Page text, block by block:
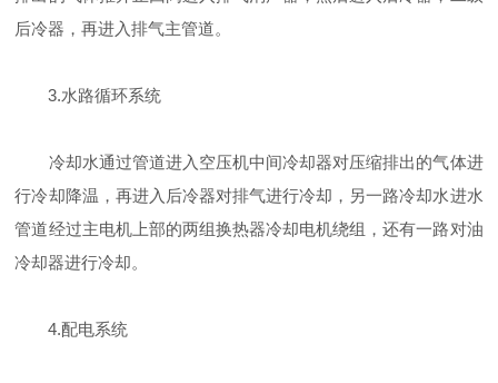
后冷器，再进入排气主管道。
3.水路循环系统
冷却水通过管道进入空压机中间冷却器对压缩排出的气体进
行冷却降温，再进入后冷器对排气进行冷却，另一路冷却水进水
管道经过主电机上部的两组换热器冷却电机绕组，还有一路对油
冷却器进行冷却。
4.配电系统